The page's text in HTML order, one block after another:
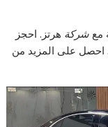
معشركة هرتز. احجز
احصل على المزيد من